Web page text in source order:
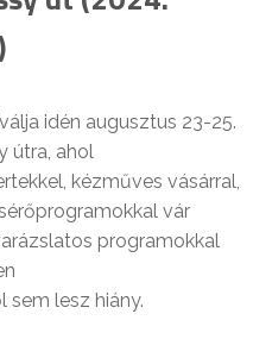
idén augusztus 23-25.
útra, ahol
kézműves vásárral,
vár
programokkal
sem lesz hiány.